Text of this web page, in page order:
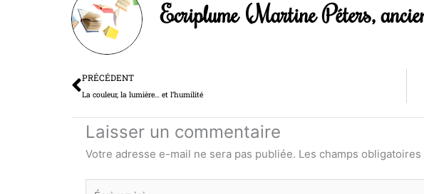
Ecriplume (Martine Péters,
Précédent
PRÉCÉDENT
La couleur, la lumière… et l’humilité
Laisser un commentaire
Votre adresse e-mail ne sera pas publiée. Les champs
Écrivez